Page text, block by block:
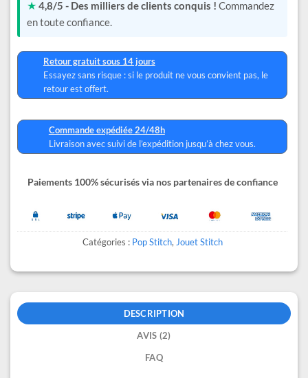
★ 4,8/5 - Des milliers de clients conquis ! Commandez
en toute confiance.
Retour gratuit sous 14 jours
Essayez sans risque : si le produit ne vous convient pas, le
retour est offert.
Commande expédiée 24/48h
Livraison avec suivi de l’expédition jusqu’à chez vous.
Paiements 100% sécurisés via nos partenaires de confiance
Catégories : Pop Stitch, Jouet Stitch
DESCRIPTION
AVIS (2)
FAQ